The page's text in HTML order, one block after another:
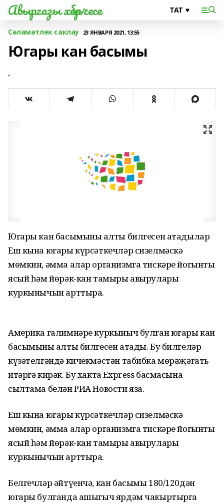
Авыргазы хәбәрчесе
Сәламәтлек саклау 23 ЯНВАРЯ 2021, 13:55
Югары кан басымы
.
Югары кан басымының алты билгесен атадылар
Еш кына югары күрсәткечләр сизелмәскә
мөмкин, әмма алар организмга тискәре йогынты
ясый һәм йөрәк-кан тамыры авырулары
куркынычын арттыра.
Америка галимнәре куркыныч булган югары кан
басымының алты билгесен атады. Бу билгеләр
күзәтелгәндә кичекмәстән табибка мөрәҗәгать
итәргә кирәк. Бу хакта Express басмасына
сылтама белән РИА Новости яза.
Еш кына югары күрсәткечләр сизелмәскә
мөмкин, әмма алар организмга тискәре йогынты
ясый һәм йөрәк-кан тамыры авырулары
куркынычын арттыра.
Белгечләр әйтүенчә, кан басымы 180/120дән
югары булганда ашыгыч ярдәм чакыртырга